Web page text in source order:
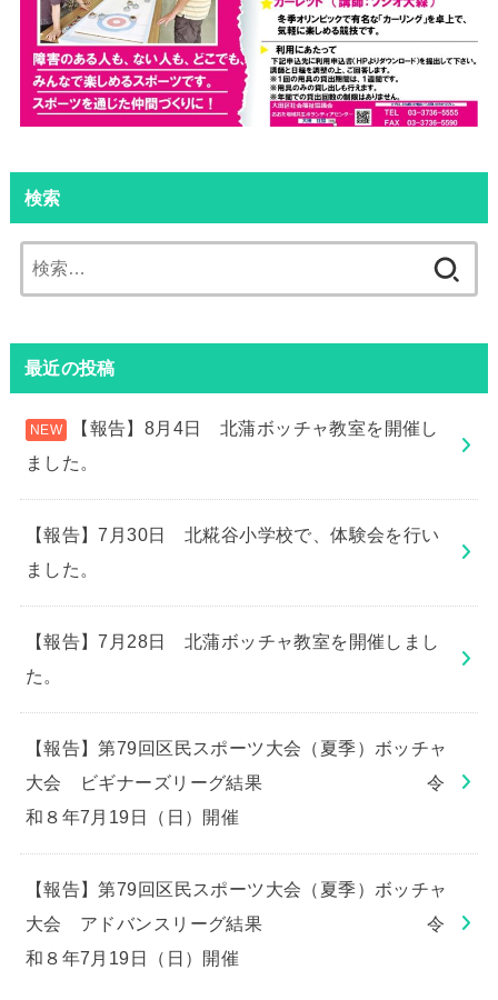
検索
索:
最近の投稿
【報告】8月4日 北蒲ボッチャ教室を開催し
ました。
【報告】7月30日 北糀谷小学校で、体験会を行い
ました。
【報告】7月28日 北蒲ボッチャ教室を開催しまし
た。
【報告】第79回区民スポーツ大会（夏季）ボッチャ
大会 ビギナーズリーグ結果 令
和８年7月19日（日）開催
【報告】第79回区民スポーツ大会（夏季）ボッチャ
大会 アドバンスリーグ結果 令
和８年7月19日（日）開催